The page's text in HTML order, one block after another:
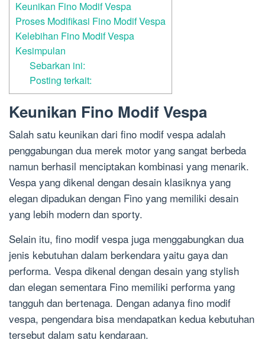
Keunikan Fino Modif Vespa
Proses Modifikasi Fino Modif Vespa
Kelebihan Fino Modif Vespa
Kesimpulan
Sebarkan ini:
Posting terkait:
Keunikan Fino Modif Vespa
Salah satu keunikan dari fino modif vespa adalah
penggabungan dua merek motor yang sangat berbeda
namun berhasil menciptakan kombinasi yang menarik.
Vespa yang dikenal dengan desain klasiknya yang
elegan dipadukan dengan Fino yang memiliki desain
yang lebih modern dan sporty.
Selain itu, fino modif vespa juga menggabungkan dua
jenis kebutuhan dalam berkendara yaitu gaya dan
performa. Vespa dikenal dengan desain yang stylish
dan elegan sementara Fino memiliki performa yang
tangguh dan bertenaga. Dengan adanya fino modif
vespa, pengendara bisa mendapatkan kedua kebutuhan
tersebut dalam satu kendaraan.